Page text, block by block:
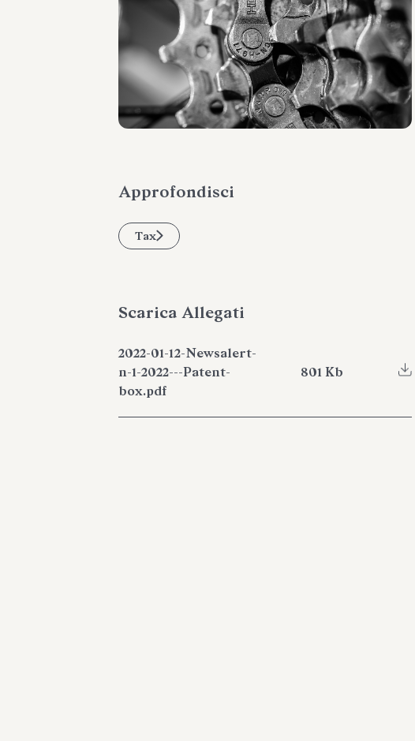
Approfondisci
Tax
Scarica Allegati
2022-01-12-Newsalert-
n-1-2022---Patent-
box.pdf
801 Kb